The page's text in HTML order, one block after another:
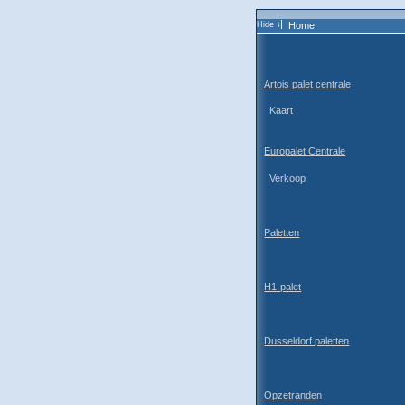
Home
Artois palet centrale
Kaart
Europalet Centrale
Verkoop
Paletten
H1-palet
Dusseldorf paletten
Opzetranden